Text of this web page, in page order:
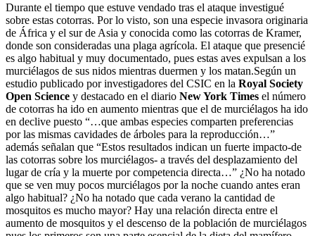
Durante el tiempo que estuve vendado tras el ataque investigué
sobre estas cotorras. Por lo visto, son una especie invasora originaria
de África y el sur de Asia y conocida como las cotorras de Kramer,
donde son consideradas una plaga agrícola. El ataque que presencié
es algo habitual y muy documentado, pues estas aves expulsan a los
murciélagos de sus nidos mientras duermen y los matan.Según un
estudio publicado por investigadores del CSIC en la Royal Society
Open Science y destacado en el diario New York Times el número
de cotorras ha ido en aumento mientras que el de murciélagos ha ido
en declive puesto “…que ambas especies comparten preferencias
por las mismas cavidades de árboles para la reproducción…”
además señalan que “Estos resultados indican un fuerte impacto-de
las cotorras sobre los murciélagos- a través del desplazamiento del
lugar de cría y la muerte por competencia directa…” ¿No ha notado
que se ven muy pocos murciélagos por la noche cuando antes eran
algo habitual? ¿No ha notado que cada verano la cantidad de
mosquitos es mucho mayor? Hay una relación directa entre el
aumento de mosquitos y el descenso de la población de murciélagos